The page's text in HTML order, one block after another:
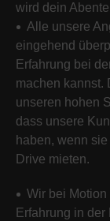
wird dein
Alle unsere
eingehend
Erfahrung bei
machen kannst.
unseren hohen
dass unsere
haben, wenn
Drive mieten.
Wir bei
Erfahrung in